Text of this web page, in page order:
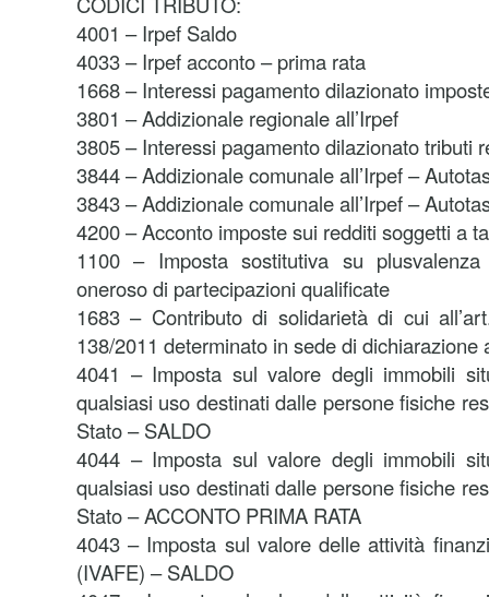
4001 – Irpef Saldo
4033 – Irpef acconto – prima rata
1668 – Interessi pagamento dilazionato
3801 – Addizionale regionale all’Irpef
3805 – Interessi pagamento dilazionato tributi
3844 – Addizionale comunale all’Irpef –
3843 – Addizionale comunale all’Irpef –
4200 – Acconto imposte sui redditi soggetti a
1100 – Imposta sostitutiva su
oneroso di partecipazioni qualificate
1683 – Contributo di solidarietà di cui
138/2011 determinato in sede di dichiarazione
4041 – Imposta sul valore degli immobili
qualsiasi uso destinati dalle persone fisiche
Stato – SALDO
4044 – Imposta sul valore degli immobili
qualsiasi uso destinati dalle persone fisiche
Stato – ACCONTO PRIMA RATA
4043 – Imposta sul valore delle attività
(IVAFE) – SALDO